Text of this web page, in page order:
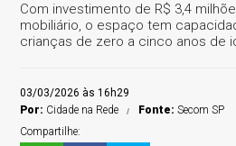
Com investimento de R$ 3,4
mobiliário, o espaço tem
crianças de zero a cinco anos de
03/03/2026 às 16h29
Por: Cidade na Rede Fonte:Secom SP
Compartilhe: